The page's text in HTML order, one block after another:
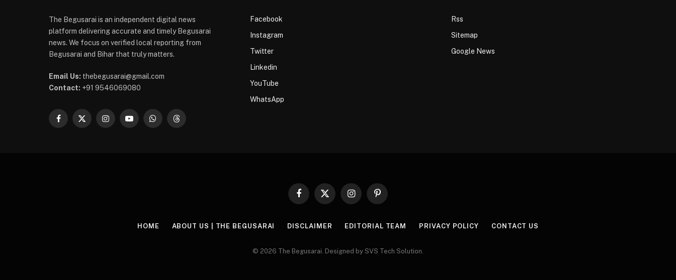
The Begusarai is an independent digital news
platform delivering accurate and timely Begusarai
news. We focus on verified local reporting from
Begusarai and Bihar that truly matters.
Email Us: thebegusarai@gmail.com
Contact: +91 9546069080
Facebook
X
InstagramYouTubeWhatsAppThreads
Facebook
Instagram
Twitter
Linkedin
YouTube
WhatsApp
Rss
Sitemap
Google News
Facebook
X
InstagramPinterest
HOME ABOUT US | THE BEGUSARAI DISCLAIMER EDITORIAL TEAM PRIVACY POLICY CONTACT US
© 2026 The Begusarai. Designed by SVS Tech Solution.